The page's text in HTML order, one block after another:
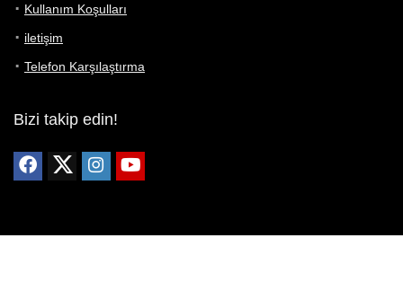
Kullanım Koşulları
iletişim
Telefon Karşılaştırma
Bizi takip edin!